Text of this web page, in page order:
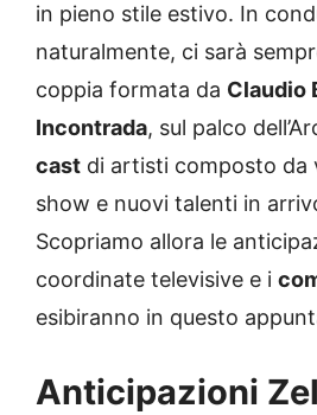
in pieno stile estivo. In
naturalmente, ci sarà
coppia formata da Claudio
Incontrada, sul palco
cast di artisti composto da
show e nuovi talenti in
Scopriamo allora le
coordinate televisive e i
esibiranno in questo
Anticipazioni